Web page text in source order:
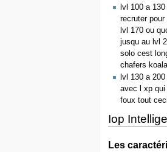
lvl 100 a
recruter
lvl 170 ou
jusqu au lvl
solo cest
chafers
lvl 130 a
avec l xp qui
foux tout
Iop
Les